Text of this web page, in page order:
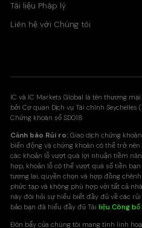
Tài liệu Pháp lý
Liên hệ với Chúng tôi
IC và IC Markets Global là tên thương
bởi Cơ quan Dịch vụ Tài chính
Chứng khoán số SD018.
Cảnh báo Rủi ro: Giao dịch chứng
biến động và chứng khoán có thể trở
các khoản lỗ vượt quá lợi nhuận tiềm
hợp, khoản lỗ có thể vượt quá số tiền
tương lai, quyền chọn và hợp đồng
phức tạp và không phù hợp với tất cả
này đòi hỏi sự hiểu biết đầy đủ về các
bảo bạn đã hiểu đầy đủ Tàiliệu Công bố
Đòn bẩy của chúng tôi mang tính linh